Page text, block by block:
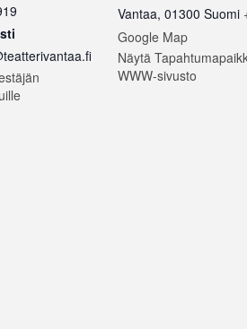
Vantaa, 01300 Suomi
Google Map
Näytä
WWW-sivusto